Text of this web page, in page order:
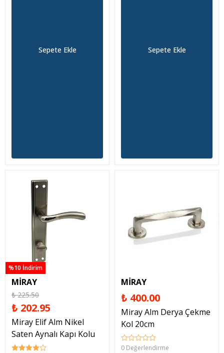
Sepete Ekle Sepete Ekle
%10 İndirim
MİRAY
₺ 225.50
₺ 202.95
Miray Elif Alm Nikel
Saten Aynalı Kapı Kolu
MİRAY
₺ 400.00
Miray Alm Derya Çekme
Kol 20cm
0 Değerlendirme